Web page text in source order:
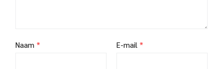
Naam * E-mail *